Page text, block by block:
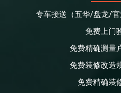
专车接送（五华/盘龙/官
免费上门
免费精确测量
免费装修改造
免费精确装